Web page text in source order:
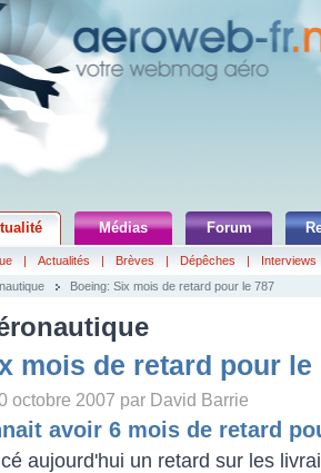
Médias Forum
| Actualités | Brèves | Dépêches |
Interviews
Boeing: Six mois de retard pour le 787
mois de retard pour le
octobre 2007 par David Barrie
avoir 6 mois de retard
aujourd'hui un retard sur les